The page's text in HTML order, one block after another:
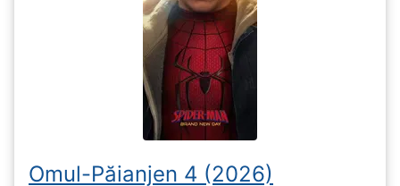
Omul-Păianjen 4 (2026)